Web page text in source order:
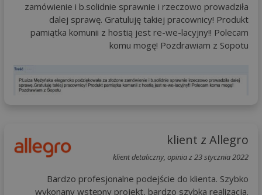
zamówienie i b.solidnie sprawnie i rzeczowo prowadziła
dalej sprawę. Gratuluję takiej pracownicy! Produkt
pamiątka komunii z hostią jest re-we-lacyjny!! Polecam
komu mogę! Pozdrawiam z Sopotu
klient z Allegro
klient detaliczny, opinia z 23 stycznia 2022
Bardzo profesjonalne podejście do klienta. Szybko
wykonany wstępny projekt, bardzo szybka realizacja.